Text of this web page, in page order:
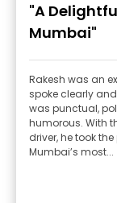
"A
Mumbai"
Rakesh was an
spoke clearly
was punctual,
humorous. With
driver, he took
Mumbai’s most...